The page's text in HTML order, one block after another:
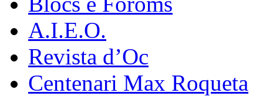
A.I.E.O.
Revista d’Oc
Centenari Max Roqueta